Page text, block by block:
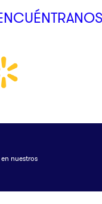
nuestros